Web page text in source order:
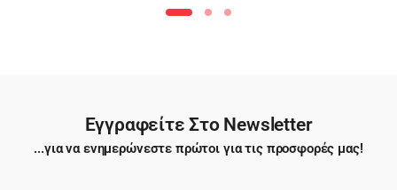
Εγγραφείτε Στο Newsletter
...για να ενημερώνεστε πρώτοι για τις προσφορές μας!